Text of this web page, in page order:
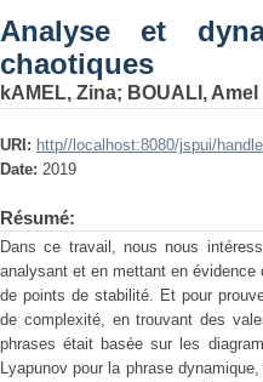
Analyse et
chaotiques
kAMEL, Zina; BOUALI, Amel
URI: http//localhost:8080/jspui/
Date: 2019
Résumé:
Dans ce travail, nous nous
analysant et en mettant en
de points de stabilité. Et pour
de complexité, en trouvant des
phrases était basée sur les
Lyapunov pour la phrase